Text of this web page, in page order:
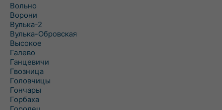
Вольно
Ворони
Вулька-2
Вулька-Обровская
Высокое
Галево
Ганцевичи
Гвозница
Головчицы
Гончары
Горбаха